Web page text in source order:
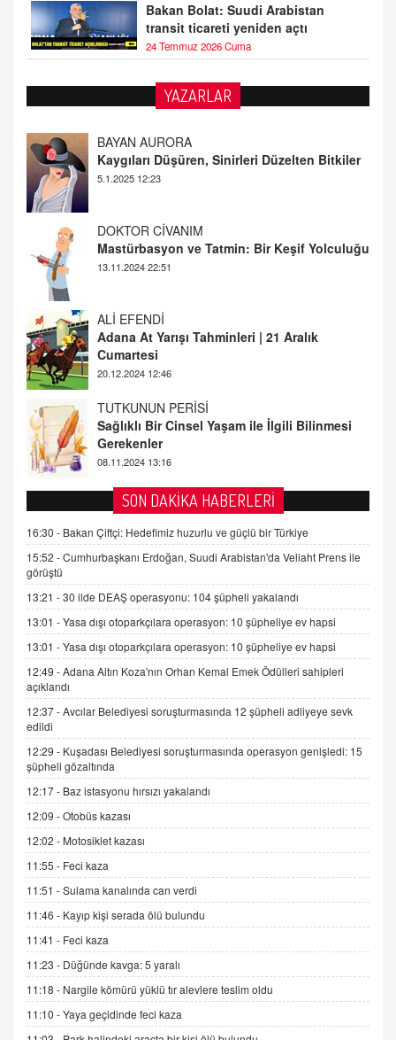
Bakan Bolat: Suudi Arabistan
transit ticareti yeniden açtı
24 Temmuz 2026 Cuma
YAZARLAR
DOKTOR CİVANIM
Mastürbasyon ve Tatmin: Bir Keşif Yolculuğu
13.11.2024 22:51
ALİ EFENDİ
Adana At Yarışı Tahminleri | 21 Aralık
Cumartesi
TUTKUNUN PERİSİ
Sağlıklı Bir Cinsel Yaşam ile İlgili Bilinmesi
Gerekenler
08.11.2024 13:16
FARUK ÖNALAN
Tezkere Onaylanmasaydı…
2 Kasım 2021 Salı 00:11
AV. DOĞAN CAN DOĞAN
Kişisel verilerin korunması ve dijital hukukun
gelişimi
15.09.2025 16:17
SEHER EREK
Kış Ayları Geldi, Hangi Önlemler Alınmalı?
9.12.2025 10:11
İNCİ GÜL AKÖL
06.07.2026 13:00
ADEM AKÖL
Esed Destekçilerinin Yüzüne Vurulan Şamar:
Sednaya
11.12.2024 12:30
DR. EKREM ASLAN
Gerçek Ne, Algı Ne? "Beraber Yürüyoruz"
Cümlesinin Peşinden
19.07.2025 12:45
GÖNÜL MENEKŞE
Şifacının Yolu
04.11.2025 12:56
AV. RÜMEYSA ÖZKALE
SON DAKİKA HABERLERİ
16:30 - Bakan Çiftçi: Hedefimiz huzurlu ve güçlü bir Türkiye
15:52 -Cumhurbaşkanı Erdoğan, Suudi Arabistan'da Veliaht Prens ile
görüştü
13:21 -30 ilde DEAŞ operasyonu: 104 şüpheli yakalandı
13:01 -Yasa dışı otoparkçılara operasyon: 10 şüpheliye ev hapsi
13:01 -Yasa dışı otoparkçılara operasyon: 10 şüpheliye ev hapsi
12:49 -Adana Altın Koza'nın Orhan Kemal Emek Ödülleri sahipleri
açıklandı
12:37 -Avcılar Belediyesi soruşturmasında 12 şüpheli adliyeye sevk
edildi
12:29 - Kuşadası Belediyesi soruşturmasında operasyon genişledi: 15
şüpheli gözaltında
12:17 - Baz istasyonu hırsızı yakalandı
12:09 -Otobüs kazası
12:02 - Motosiklet kazası
11:55 - Feci kaza
11:51 -Sulama kanalında can verdi
11:46 - Kayıp kişi serada ölü bulundu
11:41 - Feci kaza
11:23 - Düğünde kavga: 5 yaralı
11:18 - Nargile kömürü yüklü tır alevlere teslim oldu
11:10 -Yaya geçidinde feci kaza